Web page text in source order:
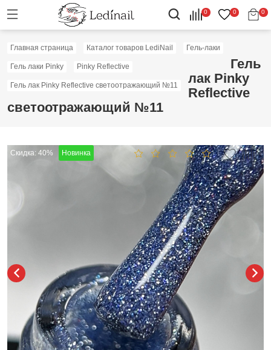
0 0 0
Главная страница Каталог товаров LediNail Гель-лаки
Гель лаки Pinky Pinky Reflective
Гель лак Pinky Reflective светоотражающий №11
Гель
лак Pinky
Reflective
светоотражающий №11
Скидка: 40% Новинка